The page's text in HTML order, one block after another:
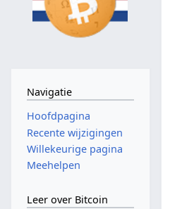
Navigatie
Hoofdpagina
Recente wijzigingen
Willekeurige pagina
Meehelpen
Leer over Bitcoin